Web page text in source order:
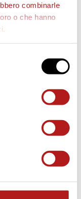
combinarle
o che hanno